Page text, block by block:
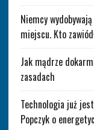
Niemcy
miejscu. Kto
Jak mądrze
zasadach
Technologia już
Popczyk o